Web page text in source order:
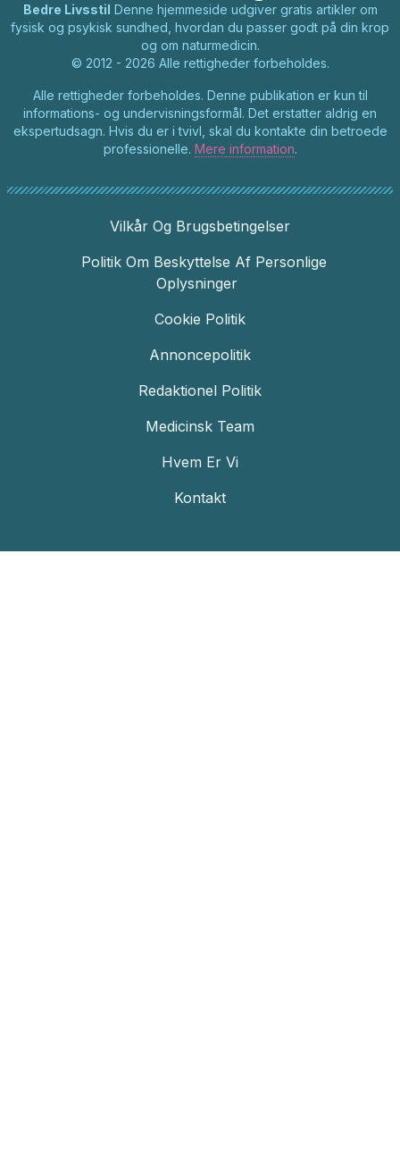
Bedre Livsstil Denne hjemmeside udgiver gratis artikler om
fysisk og psykisk sundhed, hvordan du passer godt på din krop
og om naturmedicin.
© 2012 - 2026 Alle rettigheder forbeholdes.
Alle rettigheder forbeholdes. Denne publikation er kun til
informations- og undervisningsformål. Det erstatter aldrig en
ekspertudsagn. Hvis du er i tvivl, skal du kontakte din betroede
professionelle. Mere information.
Vilkår Og Brugsbetingelser
Politik Om Beskyttelse Af Personlige
Oplysninger
Cookie Politik
Annoncepolitik
Redaktionel Politik
Medicinsk Team
Hvem Er Vi
Kontakt